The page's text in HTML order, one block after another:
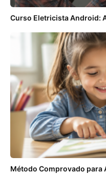
Curso Eletricista Android:
Método Comprovado para